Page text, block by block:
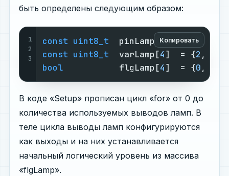
быть определены следующим образом:
Копировать
1
2
3
const uint8_t
  pinLamp[
4]  = {9
const uint8_t
  varLamp[
4]  = {2 ,
bool
           flgLamp[
4]  = {0,
В коде «Setup» прописан цикл «for» от 0 до
количества используемых выводов ламп. В
теле цикла выводы ламп конфигурируются
как выходы и на них устанавливается
начальный логический уровень из массива
«flgLamp».